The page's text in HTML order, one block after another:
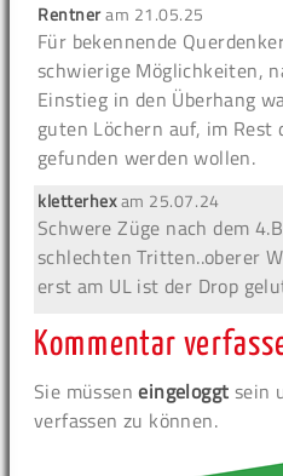
Rentneram 21.05.25
Für bekennende
schwierige Möglichkeiten,
Einstieg in den Überhang
guten Löchern auf, im Rest
gefunden werden wollen.
kletterhexam 25.07.24
Schwere Züge nach dem
schlechten Tritten..oberer
erst am UL ist der Drop
Kommentar
Sie müsseneingeloggt sein
verfassen zu können.